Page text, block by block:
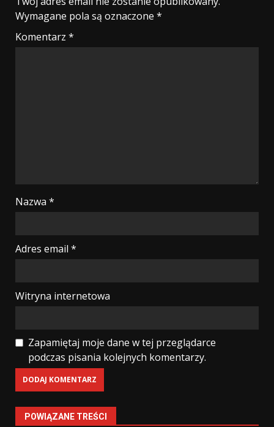
Wymagane pola są oznaczone *
Komentarz *
Nazwa *
Adres email *
Witryna internetowa
Zapamiętaj moje dane w tej przeglądarce
podczas pisania kolejnych komentarzy.
POWIĄZANE TREŚCI